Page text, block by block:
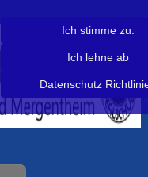
Ich stimme zu.
Ich lehne ab
Datenschutz